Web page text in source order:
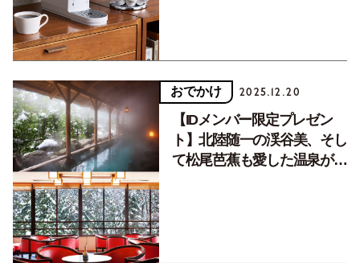
おでかけ 2025.12.20
【IDメンバー限定プレゼン
ト】北陸随一の渓谷美、そし
て松尾芭蕉も愛した温泉が自